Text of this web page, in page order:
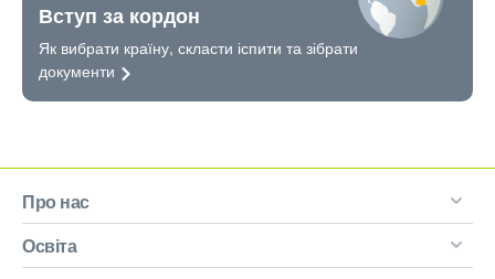
Вступ за кордон
Як вибрати країну, скласти іспити та зібрати
документи
Про нас
Освіта